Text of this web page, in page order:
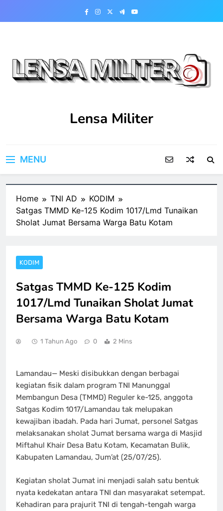
Lensa Militer
MENU
Home TNI AD
KODIM
Satgas TMMD Ke-125 Kodim 1017/Lmd Tunaikan
Sholat Jumat Bersama Warga Batu Kotam
KODIM
Satgas TMMD Ke-125 Kodim
1017/Lmd Tunaikan Sholat Jumat
Bersama Warga Batu Kotam
1 Tahun Ago 0 2 Mins
Lamandau— Meski disibukkan dengan berbagai
kegiatan fisik dalam program TNI Manunggal
Membangun Desa (TMMD) Reguler ke-125, anggota
Satgas Kodim 1017/Lamandau tak melupakan
kewajiban ibadah. Pada hari Jumat, personel Satgas
melaksanakan sholat Jumat bersama warga di Masjid
Miftahul Khair Desa Batu Kotam, Kecamatan Bulik,
Kabupaten Lamandau, Jum’at (25/07/25).
Kegiatan sholat Jumat ini menjadi salah satu bentuk
nyata kedekatan antara TNI dan masyarakat setempat.
Kehadiran para prajurit TNI di tengah-tengah warga